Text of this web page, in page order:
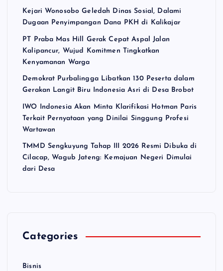
Kejari Wonosobo Geledah Dinas Sosial, Dalami
Dugaan Penyimpangan Dana PKH di Kalikajar
PT Praba Mas Hill Gerak Cepat Aspal Jalan
Kalipancur, Wujud Komitmen Tingkatkan
Kenyamanan Warga
Demokrat Purbalingga Libatkan 130 Peserta dalam
Gerakan Langit Biru Indonesia Asri di Desa Brobot
IWO Indonesia Akan Minta Klarifikasi Hotman Paris
Terkait Pernyataan yang Dinilai Singgung Profesi
Wartawan
TMMD Sengkuyung Tahap III 2026 Resmi Dibuka di
Cilacap, Wagub Jateng: Kemajuan Negeri Dimulai
dari Desa
Categories
Bisnis